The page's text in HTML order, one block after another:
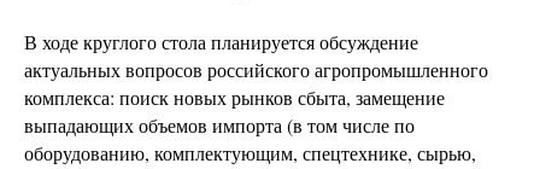
В ходе круглого стола планируется обсуждение
актуальных вопросов российского агропромышленного
комплекса: поиск новых рынков сбыта, замещение
выпадающих объемов импорта (в том числе по
оборудованию, комплектующим, спецтехнике, сырью,